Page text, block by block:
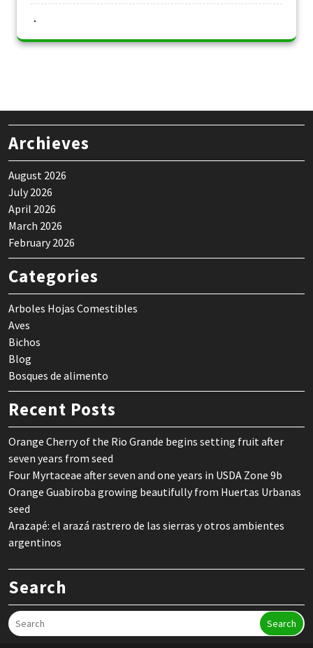
Archieves
August 2026
July 2026
April 2026
March 2026
February 2026
Categories
Arboles Hojas Comestibles
Aves
Bichos
Blog
Bosques de alimento
Recent Posts
Orange Cherry of the Rio Grande begins setting fruit after
seven years from seed
Four Myrtaceae after seven and one years in USDA Zone 9b
Orange Guabiroba growing beautifully from Huertas Urbanas
seed
Arazapé: el arazá rastrero de las sierras y otros ambientes
argentinos
Search
Search